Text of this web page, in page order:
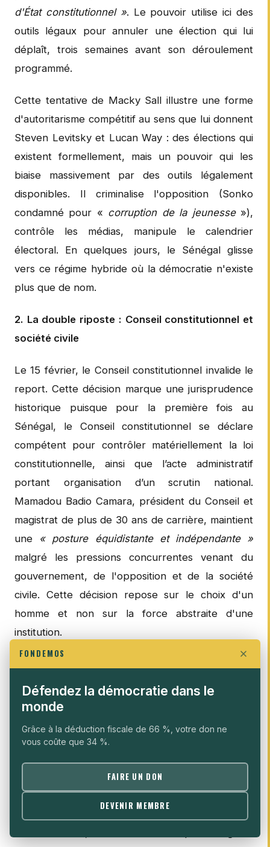
d'État constitutionnel ». Le pouvoir utilise ici des
outils légaux pour annuler une élection qui lui
déplaît, trois semaines avant son déroulement
programmé.
Cette tentative de Macky Sall illustre une forme
d'autoritarisme compétitif au sens que lui donnent
Steven Levitsky et Lucan Way : des élections qui
existent formellement, mais un pouvoir qui les
biaise massivement par des outils légalement
disponibles. Il criminalise l'opposition (Sonko
condamné pour « corruption de la jeunesse»),
contrôle les médias, manipule le calendrier
électoral. En quelques jours, le Sénégal glisse
vers ce régime hybride où la démocratie n'existe
plus que de nom.
2. La double riposte : Conseil constitutionnel et
société civile
Le 15 février, le Conseil constitutionnel invalide le
report. Cette décision marque une jurisprudence
historique puisque pour la première fois au
Sénégal, le Conseil constitutionnel se déclare
compétent pour contrôler matériellement la loi
constitutionnelle, ainsi que l’acte administratif
portant organisation d’un scrutin national.
Mamadou Badio Camara, président du Conseil et
magistrat de plus de 30 ans de carrière, maintient
une « posture équidistante et indépendante »
malgré les pressions concurrentes venant du
gouvernement, de l'opposition et de la société
civile. Cette décision repose sur le choix d'un
homme et non sur la force abstraite d'une
institution.
de cent organisations se regroupent dans le Front
de Résistance. La composition de cette coalition
électorales, mouvements sociaux avec en tête
2011-2012), organisations religieuses, université,
presse. Cette densité organisationnelle crée un
FONDEMOS
Défendez la démocratie dans le
monde
Grâce à la déduction fiscale de 66 %, votre don ne
vous coûte que 34 %.
FAIRE UN DON
DEVENIR MEMBRE